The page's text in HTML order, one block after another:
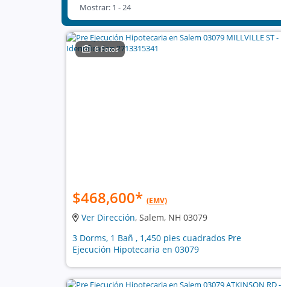
Mostrar: 1 - 24
8 Fotos
$468,600* (EMV)
Ver Dirección, Salem, NH 03079
3 Dorms, 1 Bañ , 1,450 pies cuadrados Pre
Ejecución Hipotecaria en 03079